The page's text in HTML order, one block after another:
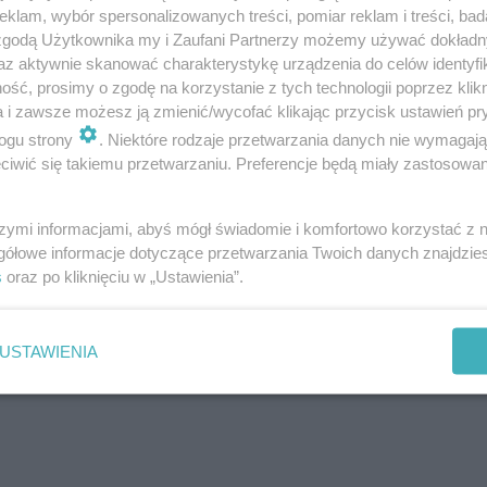
związane są z gospodarką hormonalną
Prosaki po usunięciu nie wymagają
a nie chorobą.
samodzielnie poprzez wyciskanie czy
Postępując w ten sposób, ryzykujemy
wybór spersonalizowanych treści, pomiar reklam i treści,
Użytkownika my i Zaufani Partnerzy możemy używać
aktywnie skanować charakterystykę urządzenia do celów
prosimy o zgodę na korzystanie z tych technologii poprzez
i zawsze możesz ją zmienić/wycofać klikając przycisk ustawień
strony
. Niektóre rodzaje przetwarzania danych nie
się takiemu przetwarzaniu. Preferencje będą miały
informacjami, abyś mógł świadomie i komfortowo korzystać z
informacje dotyczące przetwarzania Twoich danych
oraz po kliknięciu w „Ustawienia”.
USTAWIENIA